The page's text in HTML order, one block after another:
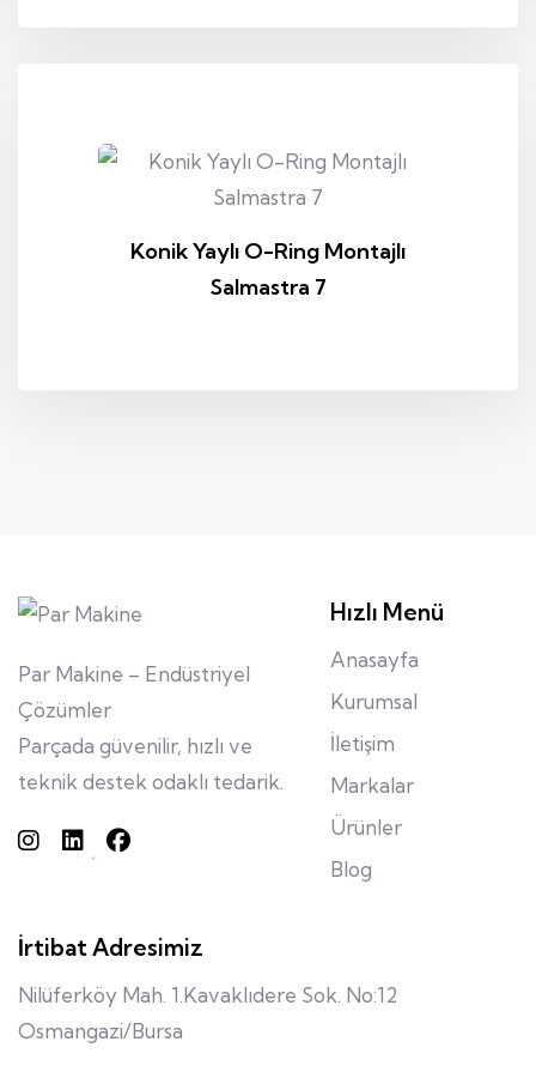
Konik Yaylı O-Ring Montajlı
Salmastra 7
Par Makine – Endüstriyel
Çözümler
Parçada güvenilir, hızlı ve
teknik destek odaklı tedarik.
Hızlı Menü
Anasayfa
Kurumsal
İletişim
Markalar
Ürünler
Blog
İrtibat Adresimiz
Nilüferköy Mah. 1.Kavaklıdere Sok. No:12
Osmangazi/Bursa